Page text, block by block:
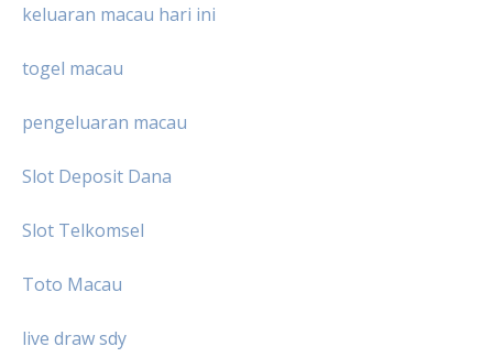
keluaran macau hari ini
togel macau
pengeluaran macau
Slot Deposit Dana
Slot Telkomsel
Toto Macau
live draw sdy